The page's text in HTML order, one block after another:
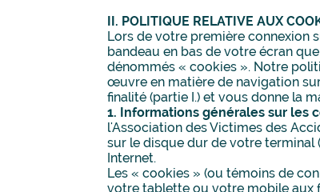
II. POLITIQUE RELATIVE AUX
Lors de votre première connexion
bandeau en bas de votre écran
dénommés « cookies ». Notre
œuvre en matière de navigation
finalité (partie I.) et vous donne la
1. Informations générales sur les
l'Association des Victimes des
sur le disque dur de votre
Internet.
Les « cookies » (ou témoins de
votre tablette ou votre mobile aux